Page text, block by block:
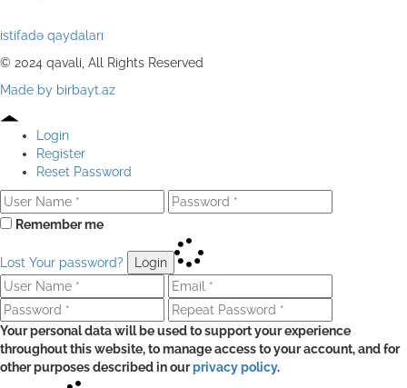
istifadə qaydaları
© 2024 qavali, All Rights Reserved
Made by birbayt.az
Login
Register
Reset Password
Remember me
Lost Your password? Login
Your personal data will be used to support your experience
throughout this website, to manage access to your account, and for
other purposes described in ourprivacy policy.